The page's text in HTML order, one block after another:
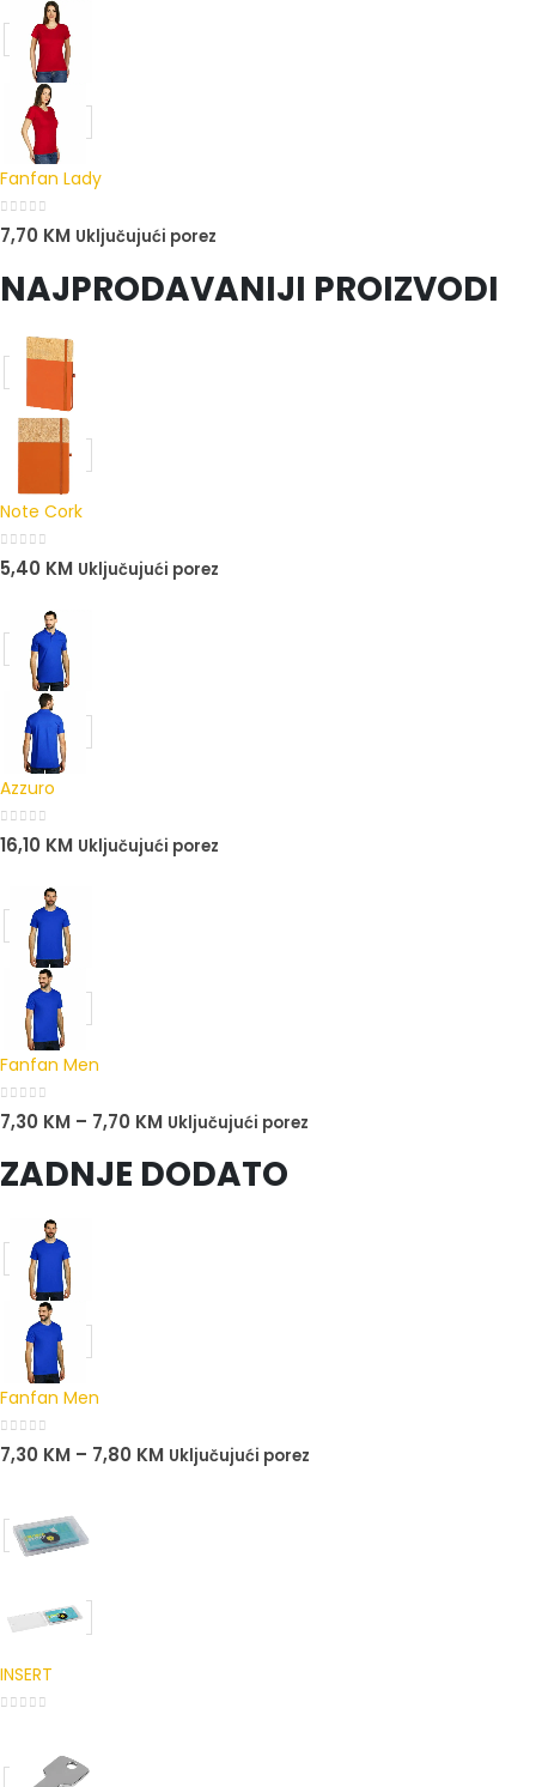
Fanfan Lady
0out of 5
7,70 KM Uključujući porez
NAJPRODAVANIJI PROIZVODI
Note Cork
0out of 5
5,40 KM Uključujući porez
Azzuro
0out of 5
16,10 KM Uključujući porez
Fanfan Men
0out of 5
7,30 KM – 7,70 KM Uključujući porez
ZADNJE DODATO
Fanfan Men
0out of 5
7,30 KM – 7,80 KM Uključujući porez
INSERT